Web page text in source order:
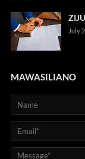
July
MAWASILIANO